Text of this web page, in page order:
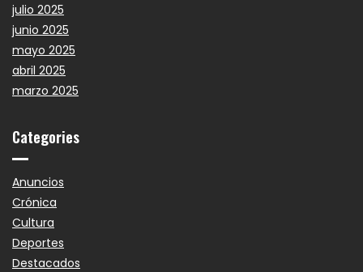
julio 2025
junio 2025
mayo 2025
abril 2025
marzo 2025
Categories
Anuncios
Crónica
Cultura
Deportes
Destacados